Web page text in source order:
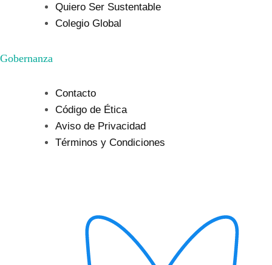
Quiero Ser Sustentable
Colegio Global
Gobernanza
Contacto
Código de Ética
Aviso de Privacidad
Términos y Condiciones